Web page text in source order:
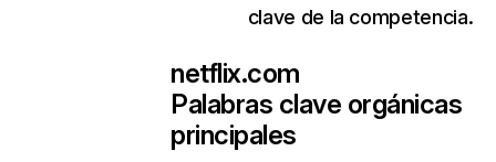
clave de la competencia.
netflix.com
Palabras clave orgánicas
principales